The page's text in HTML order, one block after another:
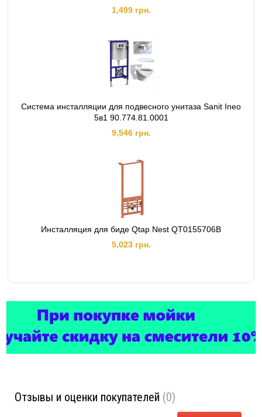
1,499 грн.
Система инсталляции для подвесного унитаза Sanit Ineo
5в1 90.774.81.0001
9,546 грн.
Инсталляция для биде Qtap Nest QT0155706B
5,023 грн.
Отзывы и оценки покупателей (0)